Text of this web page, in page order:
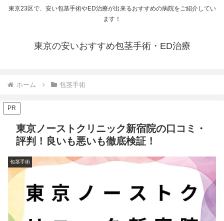
東京23区で、安い包茎手術やED治療が出来るおすすめの病院をご紹介してい
ます！
東京の安いおすすめ包茎手術・ED治療
ホーム 包茎手術
PR
東京ノーストクリニック新宿院の口コミ・
評判！良いも悪いも徹底検証！
包茎手術